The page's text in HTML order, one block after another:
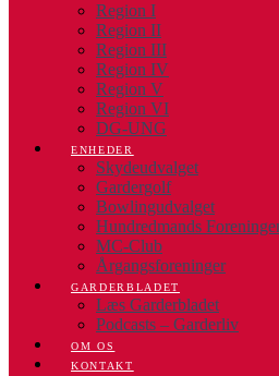
Region I
Region II
Region III
Region IV
Region V
Region VI
DG-UNG
ENHEDER
Skydeudvalget
Gardergolf
Bowlingudvalget
Hundredmands
MC-Club
Årgangsforeninger
GARDERBLADET
Læs Garderbladet
Podcasts – Garderliv
OM OS
KONTAKT